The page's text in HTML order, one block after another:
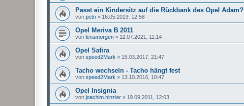
Passt ein Kindersitz auf die Rückbank des Opel Adam?
von petri » 16.05.2019, 12:58
Opel Meriva B 2011
von lenamorgen » 12.07.2021, 11:14
Opel Safira
von speed2Mark » 15.03.2017, 21:47
Tacho wechseln - Tacho hängt fest
von speed2Mark » 13.10.2016, 10:47
Opel Insignia
von joachim.hinzler » 19.09.2011, 12:03